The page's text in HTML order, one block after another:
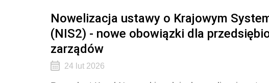
Nowelizacja ustawy o Krajowym
(NIS2) - nowe obowiązki dla
zarządów
24 lut 2026